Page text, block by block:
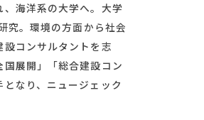
海洋系の大学へ。大学
究。環境の方面から社会
コンサルタントを志
展開」「総合建設コン
なり、ニュージェック